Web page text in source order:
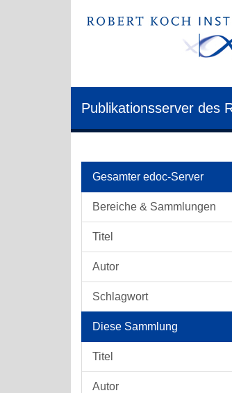
Publikationsserver des
Gesamter edoc-Server
Bereiche & Sammlungen
Titel
Autor
Schlagwort
Diese Sammlung
Titel
Autor